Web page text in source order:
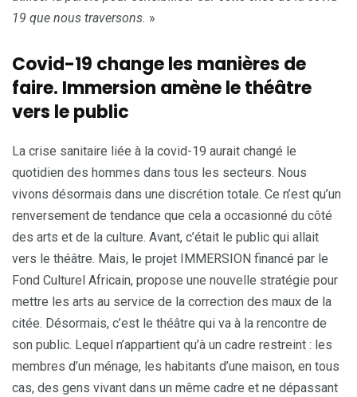
19 que nous traversons. »
Covid-19 change les manières de
faire. Immersion amène le théâtre
vers le public
La crise sanitaire liée à la covid-19 aurait changé le
quotidien des hommes dans tous les secteurs. Nous
vivons désormais dans une discrétion totale. Ce n’est qu’un
renversement de tendance que cela a occasionné du côté
des arts et de la culture. Avant, c’était le public qui allait
vers le théâtre. Mais, le projet IMMERSION financé par le
Fond Culturel Africain, propose une nouvelle stratégie pour
mettre les arts au service de la correction des maux de la
citée. Désormais, c’est le théâtre qui va à la rencontre de
son public. Lequel n’appartient qu’à un cadre restreint : les
membres d’un ménage, les habitants d’une maison, en tous
cas, des gens vivant dans un même cadre et ne dépassant